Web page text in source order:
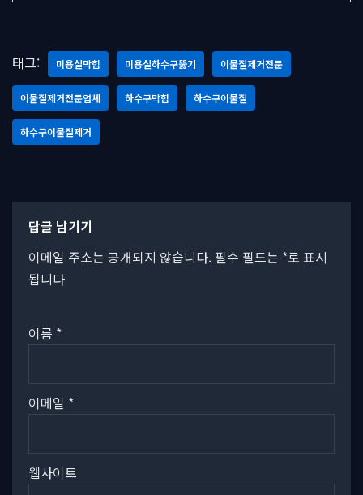
태그: 미용실막힘 미용실하수구뚫기 이물질제거전문
이물질제거전문업체 하수구막힘 하수구이물질
하수구이물질제거
답글 남기기
이메일 주소는 공개되지 않습니다. 필수 필드는 *로 표시
됩니다
이름 *
이메일 *
웹사이트